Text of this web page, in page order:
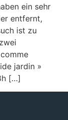
ein sehr
entfernt,
ist zu
jardin »
[…]